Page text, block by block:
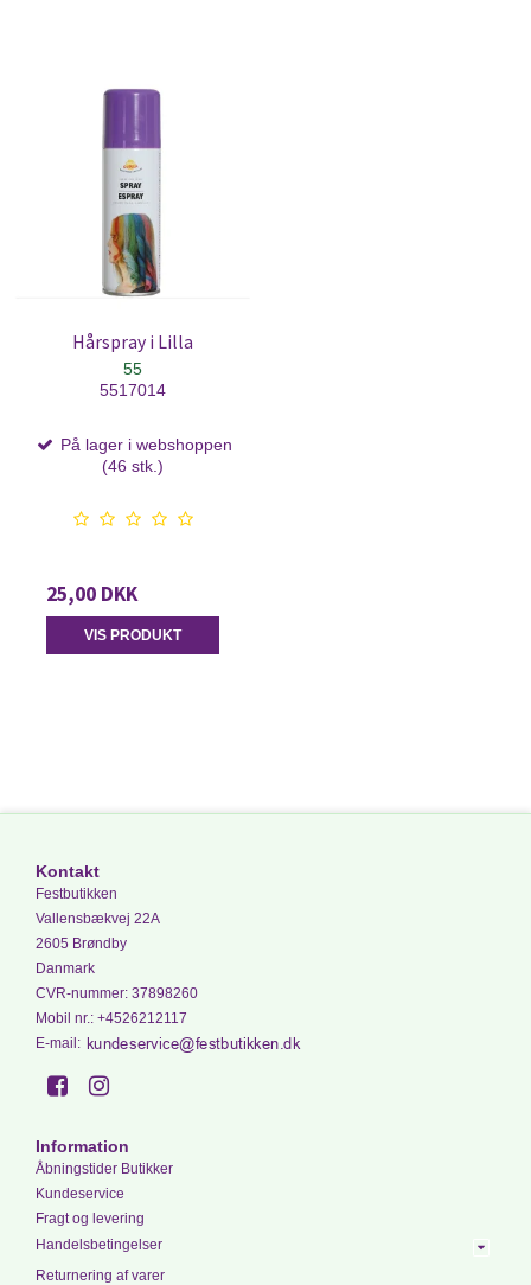
Hårspray i Lilla
55
5517014
På lager i webshoppen
(46 stk.)
25,00 DKK
VIS PRODUKT
Kontakt
Festbutikken
Vallensbækvej 22A
2605 Brøndby
Danmark
CVR-nummer: 37898260
Mobil nr.: +4526212117
E-mail :
Information
Åbningstider Butikker
Kundeservice
Fragt og levering
Handelsbetingelser
Returnering af varer